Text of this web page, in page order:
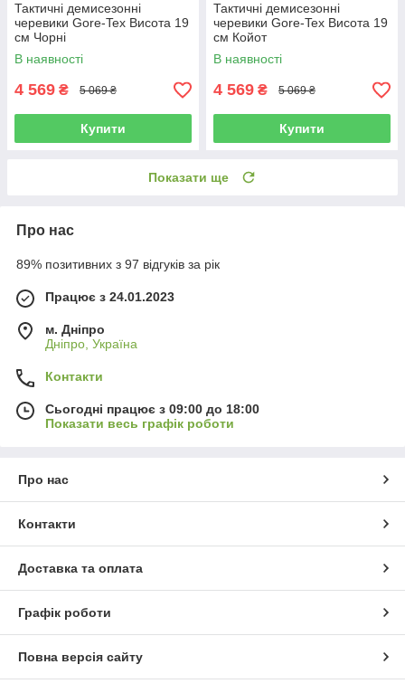
Тактичні демисезонні
черевики Gore-Tex Висота 19
см Чорні
В наявності
4 569 ₴ 5 069 ₴
Купити
Тактичні демисезонні
черевики Gore-Tex Висота 19
см Койот
В наявності
4 569 ₴ 5 069 ₴
Купити
Показати ще
Про нас
89% позитивних з 97 відгуків за рік
Працює з 24.01.2023
м. Дніпро
Дніпро, Україна
Контакти
Сьогодні працює з 09:00 до 18:00
Показати весь графік роботи
Про нас
Контакти
Доставка та оплата
Графік роботи
Повна версія сайту